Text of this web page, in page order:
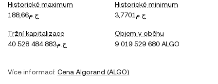
Historické maximum
ج.م188,66
Historické minimum
ج.م3,7701
Tržní kapitalizace
ج.م40 528 484 883
Objem v oběhu
9 019 529 680 ALGO
Více informací: Cena Algorand (ALGO)